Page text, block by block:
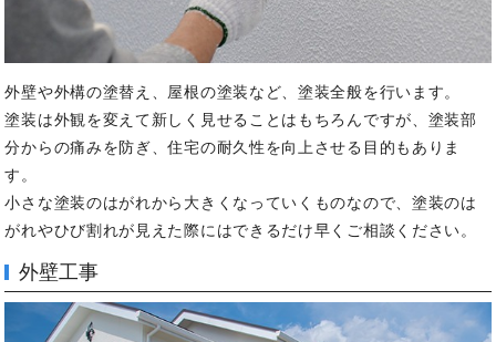
外壁や外構の塗替え、屋根の塗装など、塗装全般を行います。
塗装は外観を変えて新しく見せることはもちろんですが、塗装部
分からの痛みを防ぎ、住宅の耐久性を向上させる目的もありま
す。
小さな塗装のはがれから大きくなっていくものなので、塗装のは
がれやひび割れが見えた際にはできるだけ早くご相談ください。
外壁工事